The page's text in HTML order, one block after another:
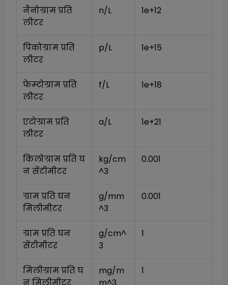
नैनोग्राम प्रति
लीटर
n/L 1e+12
पिकोग्राम प्रति
लीटर
p/L 1e+15
फेम्टोग्राम प्रति
लीटर
f/L 1e+18
एटोग्राम प्रति
लीटर
a/L 1e+21
किलोग्राम प्रति घ
न सेंटीमीटर
kg/cm
^3
0.001
ग्राम प्रति घन
मिलीमीटर
g/mm
^3
0.001
ग्राम प्रति घन
सेंटीमीटर
g/cm^
3
1
मिलीग्राम प्रति घ
mg/m
1